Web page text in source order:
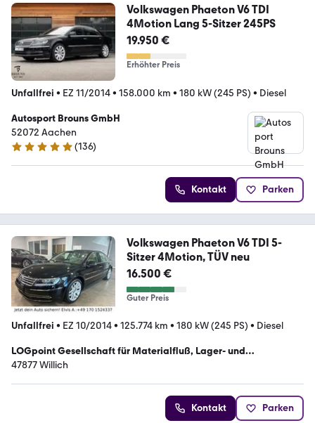
Volkswagen Phaeton V6 TDI
4Motion Lang 5-Sitzer 245PS
19.950 €
Erhöhter Preis
Unfallfrei • EZ 11/2014• 158.000 km • 180 kW (245 PS) • Diesel
Autosport Brouns GmbH
52072 Aachen
4.9 Sterne
(136)
Kontakt Parken
Volkswagen Phaeton V6 TDI 5-
Sitzer 4Motion, TÜV neu
16.500 €
Guter Preis
Unfallfrei • EZ 10/2014• 125.774 km • 180 kW (245 PS) • Diesel
LOGpoint Gesellschaft für Materialfluß, Lager- und
Kommissioniersysteme mbH
47877 Willich
Kontakt Parken